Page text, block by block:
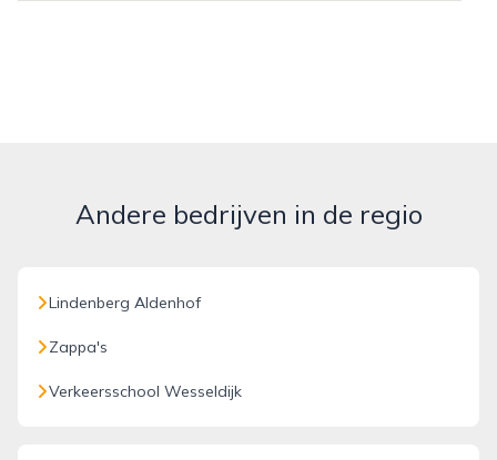
Andere bedrijven in de regio
Lindenberg Aldenhof
Zappa's
Verkeersschool Wesseldijk